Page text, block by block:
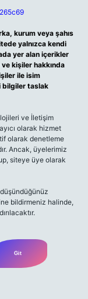
kurum veya şahıs
yalnızca kendi
yer alan içerikler
kişiler hakkında
ile isim
bilgiler taslak
ve İletişim
olarak hizmet
olarak denetleme
Ancak, üyelerimiz
siteye üye olarak
bildirmeniz halinde,